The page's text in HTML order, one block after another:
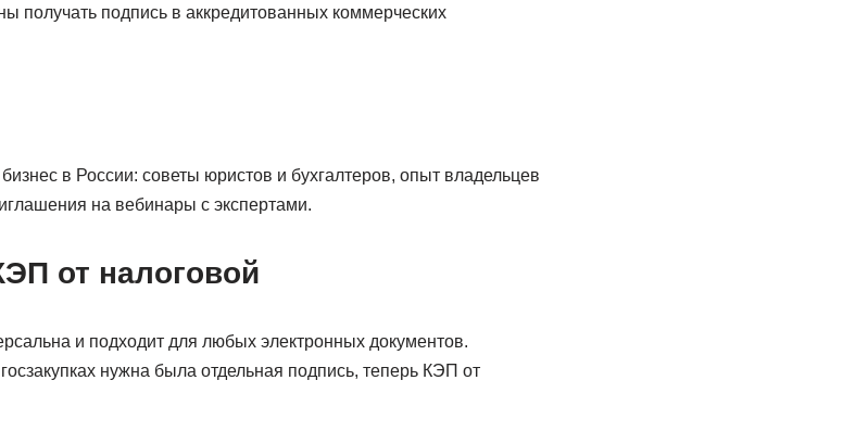
получать подпись в аккредитованных коммерческих
в России: советы юристов и бухгалтеров, опыт владельцев
на вебинары с экспертами.
от налоговой
и подходит для любых электронных документов.
нужна была отдельная подпись, теперь КЭП от